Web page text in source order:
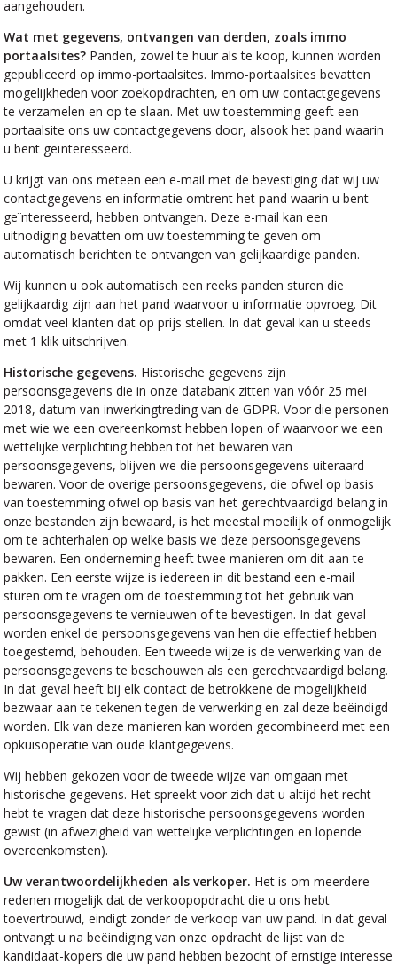
aangehouden.
Wat met gegevens, ontvangen van derden, zoals immo
portaalsites? Panden, zowel te huur als te koop, kunnen worden
gepubliceerd op immo-portaalsites. Immo-portaalsites bevatten
mogelijkheden voor zoekopdrachten, en om uw contactgegevens
te verzamelen en op te slaan. Met uw toestemming geeft een
portaalsite ons uw contactgegevens door, alsook het pand waarin
u bent geïnteresseerd.
U krijgt van ons meteen een e-mail met de bevestiging dat wij uw
contactgegevens en informatie omtrent het pand waarin u bent
geïnteresseerd, hebben ontvangen. Deze e-mail kan een
uitnodiging bevatten om uw toestemming te geven om
automatisch berichten te ontvangen van gelijkaardige panden.
Wij kunnen u ook automatisch een reeks panden sturen die
gelijkaardig zijn aan het pand waarvoor u informatie opvroeg. Dit
omdat veel klanten dat op prijs stellen. In dat geval kan u steeds
met 1 klik uitschrijven.
Historische gegevens. Historische gegevens zijn
persoonsgegevens die in onze databank zitten van vóór 25 mei
2018, datum van inwerkingtreding van de GDPR. Voor die personen
met wie we een overeenkomst hebben lopen of waarvoor we een
wettelijke verplichting hebben tot het bewaren van
persoonsgegevens, blijven we die persoonsgegevens uiteraard
bewaren. Voor de overige persoonsgegevens, die ofwel op basis
van toestemming ofwel op basis van het gerechtvaardigd belang in
onze bestanden zijn bewaard, is het meestal moeilijk of onmogelijk
om te achterhalen op welke basis we deze persoonsgegevens
bewaren. Een onderneming heeft twee manieren om dit aan te
pakken. Een eerste wijze is iedereen in dit bestand een e-mail
sturen om te vragen om de toestemming tot het gebruik van
persoonsgegevens te vernieuwen of te bevestigen. In dat geval
worden enkel de persoonsgegevens van hen die effectief hebben
toegestemd, behouden. Een tweede wijze is de verwerking van de
persoonsgegevens te beschouwen als een gerechtvaardigd belang.
In dat geval heeft bij elk contact de betrokkene de mogelijkheid
bezwaar aan te tekenen tegen de verwerking en zal deze beëindigd
worden. Elk van deze manieren kan worden gecombineerd met een
opkuisoperatie van oude klantgegevens.
Wij hebben gekozen voor de tweede wijze van omgaan met
historische gegevens. Het spreekt voor zich dat u altijd het recht
hebt te vragen dat deze historische persoonsgegevens worden
gewist (in afwezigheid van wettelijke verplichtingen en lopende
overeenkomsten).
Uw verantwoordelijkheden als verkoper. Het is om meerdere
redenen mogelijk dat de verkoopopdracht die u ons hebt
toevertrouwd, eindigt zonder de verkoop van uw pand. In dat geval
ontvangt u na beëindiging van onze opdracht de lijst van de
kandidaat-kopers die uw pand hebben bezocht of ernstige interesse